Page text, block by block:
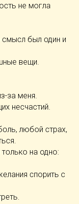
не могла
был один и
вещи.
за меня.
несчастий.
любой страх,
на одно:
спорить с